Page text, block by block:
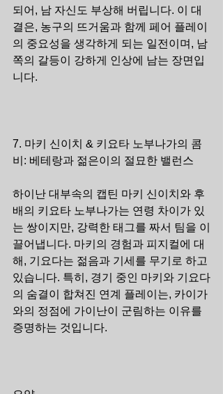
되어, 남 자신도 부상해 버립니다. 이 대
결은, 농구의 뜨거움과 함께 페어 플레이
의 중요성을 생각하게 되는 일전이며, 남
쪽의 갈등이 강하게 인상에 남는 장면입
니다.
7. 마키 신이치 & 키요타 노부나가의 콤
비: 베테랑과 젊은이의 절묘한 밸런스
하이난 대부속의 캡틴 마키 신이치와 후
배의 키요타 노부나가는 연령 차이가 있
는 쌍이지만, 강력한 태그를 짜서 팀을 이
끌어냅니다. 마키의 경험과 피지컬에 대
해, 기요다는 젊음과 기세를 무기로 하고
있습니다. 특히, 경기 중인 마키와 기요다
의 숨결이 합쳐진 연계 플레이는, 카이가
와의 정점에 가이난이 군림하는 이유를
증명하는 것입니다.